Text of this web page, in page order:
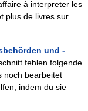
à interpreter les
plus de livres sur…
und -
fehlen folgende
noch bearbeitet
indem du sie